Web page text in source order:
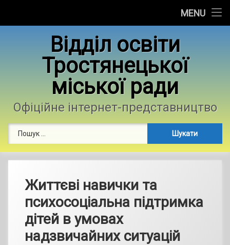
MENU
Контакти
Фотогалерея
Відділ освіти
Тростянецької
міської ради
Офіційне інтернет-представництво
Життєві навички та
психосоціальна підтримка
дітей в умовах
надзвичайних ситуацій